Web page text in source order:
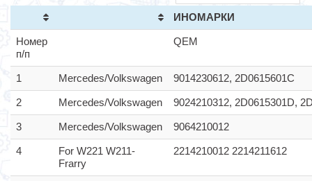
ИНОМАРКИ
Номер
п/п
QEM
1 Mercedes/Volkswagen 9014230612, 2D0615601C
2 Mercedes/Volkswagen 9024210312, 2D0615301D,
3 Mercedes/Volkswagen 9064210012
4
For W221 W211-
Frarry
2214210012 2214211612